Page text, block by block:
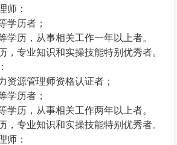
师 ：
学历者；
学历，从事相关工作一年以上者。
，专业知识和实操技能特别优秀者。
：
资源管理师资格认证者；
学历者；
学历，从事相关工作两年以上者。
，专业知识和实操技能特别优秀者。
师 ：